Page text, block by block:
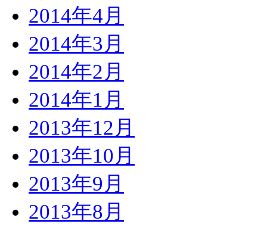
2014年4月
2014年3月
2014年2月
2014年1月
2013年12月
2013年10月
2013年9月
2013年8月